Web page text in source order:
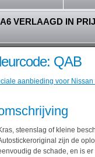
A6 VERLAAGD IN
QAB
aanbieding voor Nissan
steenslag of kleine
zijn de
de schade, en is